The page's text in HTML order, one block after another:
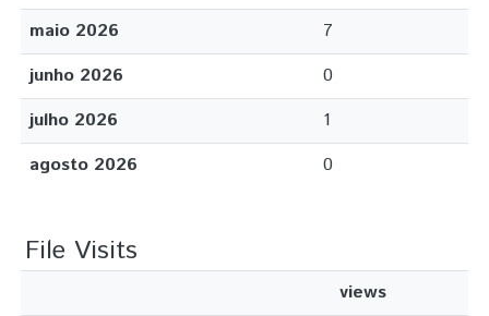
maio 2026
7
junho 2026
0
julho 2026
1
agosto 2026
0
File Visits
views